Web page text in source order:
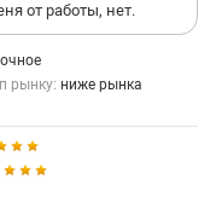
от работы, нет.
рынку: ниже рынка